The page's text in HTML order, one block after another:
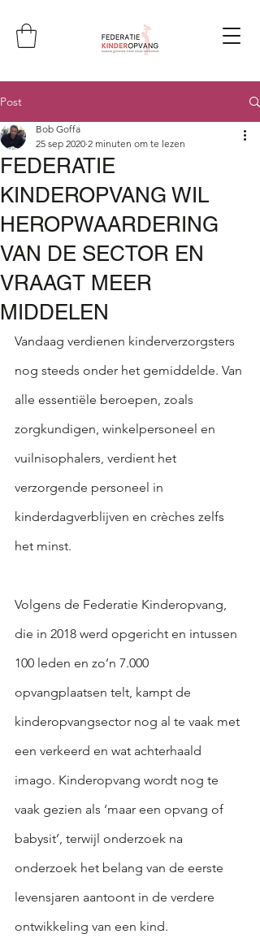
Post
FEDERATIE
KINDEROPVANG WIL
HEROPWAARDERING
VAN DE SECTOR EN
VRAAGT MEER
MIDDELEN
Bob Goffa
25 sep 2020 2 minuten om te lezen
Vandaag verdienen kinderverzorgsters
nog steeds onder het gemiddelde. Van
alle essentiële beroepen, zoals
zorgkundigen, winkelpersoneel en
vuilnisophalers, verdient het
verzorgende personeel in
kinderdagverblijven en crèches zelfs
het minst.
Volgens de Federatie Kinderopvang,
die in 2018 werd opgericht en intussen
100 leden en zo’n 7.000
opvangplaatsen telt, kampt de
kinderopvangsector nog al te vaak met
een verkeerd en wat achterhaald
imago. Kinderopvang wordt nog te
vaak gezien als ‘maar een opvang of
babysit’, terwijl onderzoek na
onderzoek het belang van de eerste
levensjaren aantoont in de verdere
ontwikkeling van een kind.